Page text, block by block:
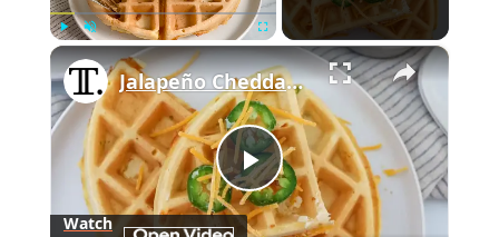
Fullscreen ×
Play
Jalapeño Cheddar Waffles Recipe
Watch